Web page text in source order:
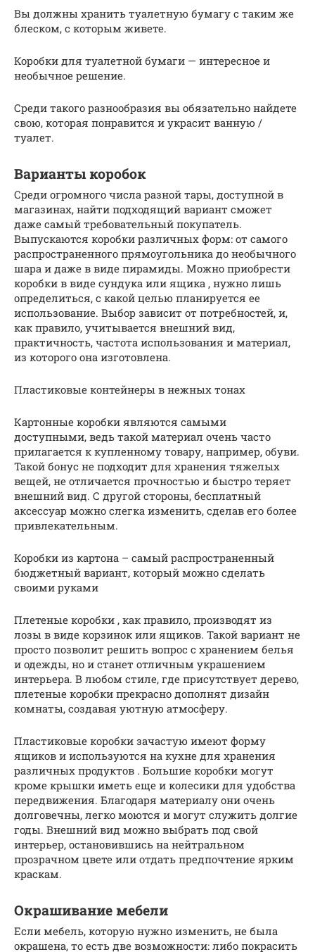
Вы должны хранить туалетную бумагу с таким же
блеском, с которым живете.
Коробки для туалетной бумаги — интересное и
необычное решение.
Среди такого разнообразия вы обязательно найдете
свою, которая понравится и украсит ванную /
туалет.
Варианты коробок
Среди огромного числа разной тары, доступной в
магазинах, найти подходящий вариант сможет
даже самый требовательный покупатель.
Выпускаются коробки различных форм: от самого
распространенного прямоугольника до необычного
шара и даже в виде пирамиды. Можно приобрести
коробки в виде сундука или ящика , нужно лишь
определиться, с какой целью планируется ее
использование. Выбор зависит от потребностей, и,
как правило, учитывается внешний вид,
практичность, частота использования и материал,
из которого она изготовлена.
Пластиковые контейнеры в нежных тонах
Картонные коробки являются самыми
доступными, ведь такой материал очень часто
прилагается к купленному товару, например, обуви.
Такой бонус не подходит для хранения тяжелых
вещей, не отличается прочностью и быстро теряет
внешний вид. С другой стороны, бесплатный
аксессуар можно слегка изменить, сделав его более
привлекательным.
Коробки из картона – самый распространенный
бюджетный вариант, который можно сделать
своими руками
Плетеные коробки , как правило, производят из
лозы в виде корзинок или ящиков. Такой вариант не
просто позволит решить вопрос с хранением белья
и одежды, но и станет отличным украшением
интерьера. В любом стиле, где присутствует дерево,
плетеные коробки прекрасно дополнят дизайн
комнаты, создавая уютную атмосферу.
Пластиковые коробки зачастую имеют форму
ящиков и используются на кухне для хранения
различных продуктов . Большие коробки могут
кроме крышки иметь еще и колесики для удобства
передвижения. Благодаря материалу они очень
долговечны, легко моются и могут служить долгие
годы. Внешний вид можно выбрать под свой
интерьер, остановившись на нейтральном
прозрачном цвете или отдать предпочтение ярким
краскам.
Окрашивание мебели
Если мебель, которую нужно изменить, не была
окрашена, то есть две возможности: либо покрасить